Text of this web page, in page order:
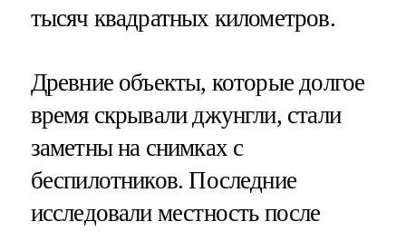
тысяч квадратных километров.
Древние объекты, которые долгое
время скрывали джунгли, стали
заметны на снимках с
беспилотников. Последние
исследовали местность после